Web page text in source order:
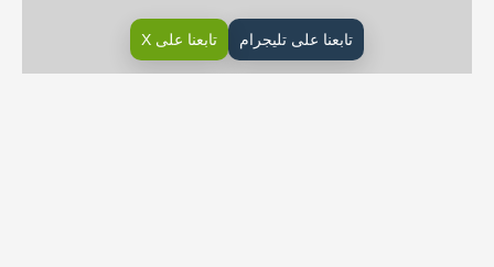
تابعنا على تليجرام تابعنا على X